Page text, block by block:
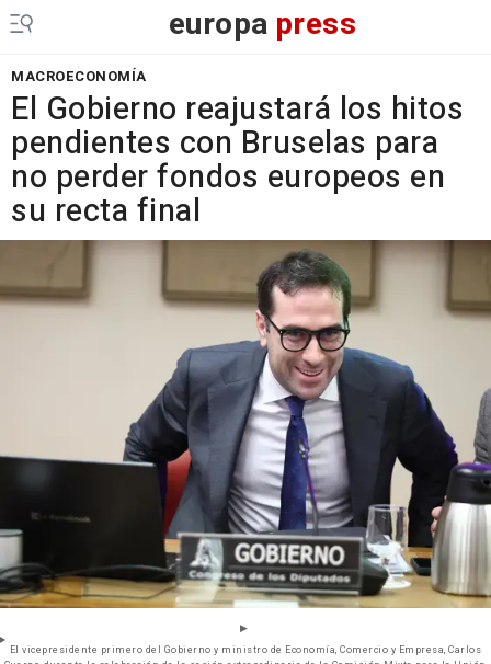
europa press
MACROECONOMÍA
El Gobierno reajustará los hitos
pendientes con Bruselas para
no perder fondos europeos en
su recta final
El vicepresidente primero del Gobierno y ministro de Economía, Comercio y Empresa, Carlos